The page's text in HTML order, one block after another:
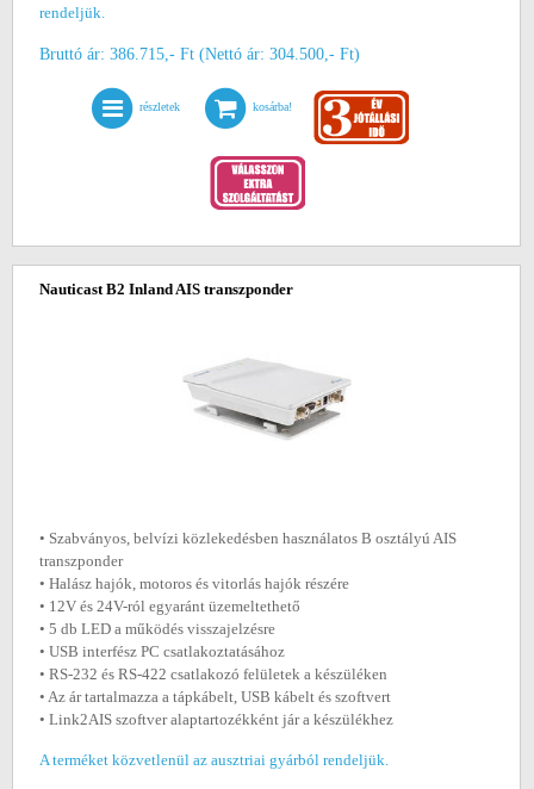
rendeljük.
Bruttó ár: 386.715,- Ft (Nettó ár: 304.500,- Ft)
részletek kosárba!
Nauticast B2 Inland AIS transzponder
• Szabványos, belvízi közlekedésben használatos B osztályú AIS
transzponder
• Halász hajók, motoros és vitorlás hajók részére
• 12V és 24V-ról egyaránt üzemeltethető
• 5 db LED a működés visszajelzésre
• USB interfész PC csatlakoztatásához
• RS-232 és RS-422 csatlakozó felületek a készüléken
• Az ár tartalmazza a tápkábelt, USB kábelt és szoftvert
• Link2AIS szoftver alaptartozékként jár a készülékhez
A terméket közvetlenül az ausztriai gyárból rendeljük.